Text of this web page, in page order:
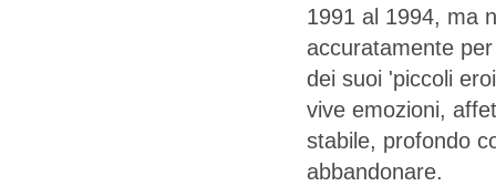
1991 al 1994, ma
accuratamente
dei suoi 'piccoli
vive emozioni,
stabile, profondo
abbandonare.